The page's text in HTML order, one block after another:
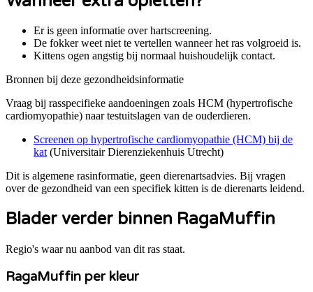
Er is geen informatie over hartscreening.
De fokker weet niet te vertellen wanneer het ras volgroeid is.
Kittens ogen angstig bij normaal huishoudelijk contact.
Bronnen bij deze gezondheidsinformatie
Vraag bij rasspecifieke aandoeningen zoals HCM (hypertrofische
cardiomyopathie) naar testuitslagen van de ouderdieren.
Screenen op hypertrofische cardiomyopathie (HCM) bij de
kat (Universitair Dierenziekenhuis Utrecht)
Dit is algemene rasinformatie, geen dierenartsadvies. Bij vragen
over de gezondheid van een specifiek kitten is de dierenarts leidend.
Blader verder binnen RagaMuffin
Regio's waar nu aanbod van dit ras staat.
RagaMuffin per kleur